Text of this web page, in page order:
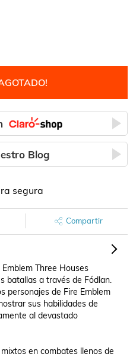
Blog
segura
Compartir
Three Houses
batallas a través de Fódlan.
personajes de Fire Emblem
sus habilidades de
al devastado
en combates llenos de